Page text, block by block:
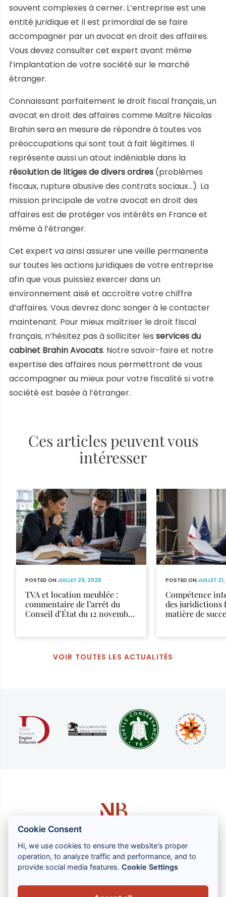
souvent complexes à cerner. L’entreprise est une
entité juridique et il est primordial de se faire
accompagner par un avocat en droit des affaires.
Vous devez consulter cet expert avant même
l’implantation de votre société sur le marché
étranger.
Connaissant parfaitement le droit fiscal français, un
avocat en droit des affaires comme Maître Nicolas
Brahin sera en mesure de répondre à toutes vos
préoccupations qui sont tout à fait légitimes. Il
représente aussi un atout indéniable dans la
résolution de litiges de divers ordres (problèmes
fiscaux, rupture abusive des contrats sociaux…). La
mission principale de votre avocat en droit des
affaires est de protéger vos intérêts en France et
même à l’étranger.
Cet expert va ainsi assurer une veille permanente
sur toutes les actions juridiques de votre entreprise
afin que vous puissiez exercer dans un
environnement aisé et accroître votre chiffre
d’affaires. Vous devrez donc songer à le contacter
maintenant. Pour mieux maîtriser le droit fiscal
français, n’hésitez pas à solliciter les services du
cabinet Brahin Avocats. Notre savoir-faire et notre
expertise des affaires nous permettront de vous
accompagner au mieux pour votre fiscalité si votre
société est basée à l’étranger.
Ces articles peuvent vous
intéresser
POSTED ONJUILLET 29, 2026
TVA et location meublée :
commentaire de l’arrêt du
Conseil d’État du 12 novembre
POSTED ONJUILLET
Compétence
des juridictions
matière de
VOIR TOUTES LES ACTUALITÉS
1 rue Louis GASSIN - 06300 NICE
Cookie Consent
Hi, we use cookies to ensure the website's proper
operation, to analyze traffic and performance, and to
provide social media features.Cookie Settings